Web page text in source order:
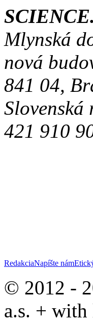
Mlynská
nová
841 04,
Slovenská
421 910
RedakciaNapíšte nám
© 2012 -
a.s. +